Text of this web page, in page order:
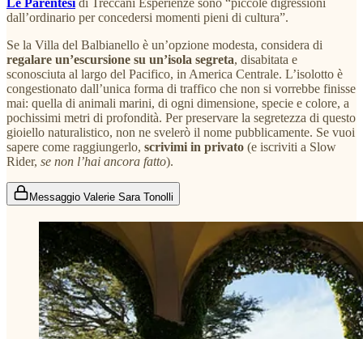
Le Parentesi di Treccani Esperienze sono “piccole digressioni
dall’ordinario per concedersi momenti pieni di cultura”.
Se la Villa del Balbianello è un’opzione modesta, considera di
regalare un’escursione su un’isola segreta, disabitata e
sconosciuta al largo del Pacifico, in America Centrale. L’isolotto è
congestionato dall’unica forma di traffico che non si vorrebbe finisse
mai: quella di animali marini, di ogni dimensione, specie e colore, a
pochissimi metri di profondità. Per preservare la segretezza di questo
gioiello naturalistico, non ne svelerò il nome pubblicamente. Se vuoi
sapere come raggiungerlo, scrivimi in privato (e iscriviti a Slow
Rider, se non l’hai ancora fatto).
Messaggio Valerie Sara Tonolli